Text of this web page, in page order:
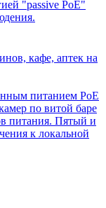
"passive PoE"
питанием PoE
по витой баре
питания. Пятый и
к локальной